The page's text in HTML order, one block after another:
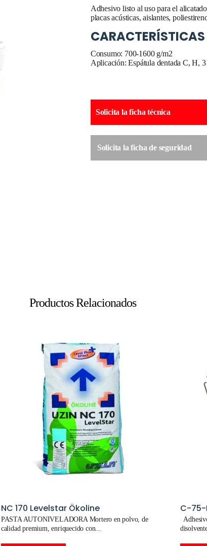
Adhesivo listo al uso para el
placas acústicas, aislantes,
CARACTERÍSTICAS
Consumo: 700-1600 g/m2
Aplicación: Espátula dentada C, H,
Solicita la ficha técnica
Solicita la ficha de seguridad
Productos Relacionados
NC 170 Levelstar Ökoline
PASTA AUTONIVELADORA Mortero en polvo, de
calidad premium, enriquecido con
C-75-